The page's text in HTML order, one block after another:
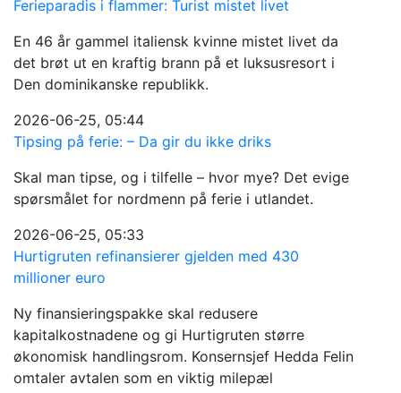
Ferieparadis i flammer: Turist mistet livet
En 46 år gammel italiensk kvinne mistet livet da
det brøt ut en kraftig brann på et luksusresort i
Den dominikanske republikk.
2026-06-25, 05:44
Tipsing på ferie: – Da gir du ikke driks
Skal man tipse, og i tilfelle – hvor mye? Det evige
spørsmålet for nordmenn på ferie i utlandet.
2026-06-25, 05:33
Hurtigruten refinansierer gjelden med 430
millioner euro
Ny finansieringspakke skal redusere
kapitalkostnadene og gi Hurtigruten større
økonomisk handlingsrom. Konsernsjef Hedda Felin
omtaler avtalen som en viktig milepæl